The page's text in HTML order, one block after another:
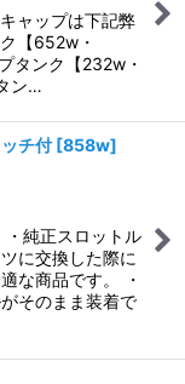
ャップは下記弊
【652w・
タンク【232w・
ン…
チ付 [858w]
純正スロットル
に交換した際に
な商品です。 ・
そのまま装着で